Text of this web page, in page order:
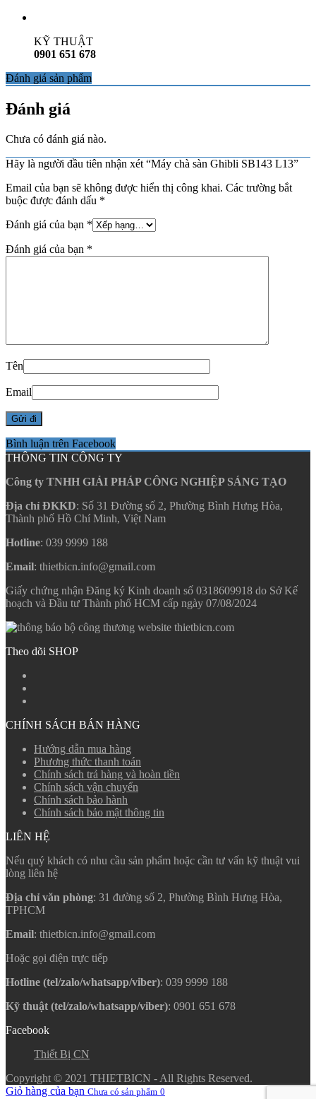
KỸ THUẬT
0901 651 678
Đánh giá sản phẩm
Đánh giá
Chưa có đánh giá nào.
Hãy là người đầu tiên nhận xét “Máy chà sàn Ghibli SB143 L13”
Email của bạn sẽ không được hiển thị công khai. Các trường bắt
buộc được đánh dấu *
Đánh giá của bạn *
Đánh giá của bạn *
Tên
Email
Bình luận trên Facebook
THÔNG TIN CÔNG TY
Công ty TNHH GIẢI PHÁP CÔNG NGHIỆP SÁNG TẠO
Địa chỉ ĐKKD: Số 31 Đường số 2, Phường Bình Hưng Hòa,
Thành phố Hồ Chí Minh, Việt Nam
Hotline: 039 9999 188
Email: thietbicn.info@gmail.com
Giấy chứng nhận Đăng ký Kinh doanh số 0318609918 do Sở Kế
hoạch và Đầu tư Thành phố HCM cấp ngày 07/08/2024
Theo dõi SHOP
CHÍNH SÁCH BÁN HÀNG
Hướng dẫn mua hàng
Phương thức thanh toán
Chính sách trả hàng và hoàn tiền
Chính sách vận chuyển
Chính sách bảo hành
Chính sách bảo mật thông tin
LIÊN HỆ
Nếu quý khách có nhu cầu sản phẩm hoặc cần tư vấn kỹ thuật vui
lòng liên hệ
Địa chỉ văn phòng: 31 đường số 2, Phường Bình Hưng Hòa,
TPHCM
Email: thietbicn.info@gmail.com
Hoặc gọi điện trực tiếp
Hotline (tel/zalo/whatsapp/viber): 039 9999 188
Kỹ thuật (tel/zalo/whatsapp/viber): 0901 651 678
Facebook
Thiết Bị CN
Copyright © 2021 THIETBICN - All Rights Reserved.
Giỏ hàng của bạn Chưa có sản phẩm 0